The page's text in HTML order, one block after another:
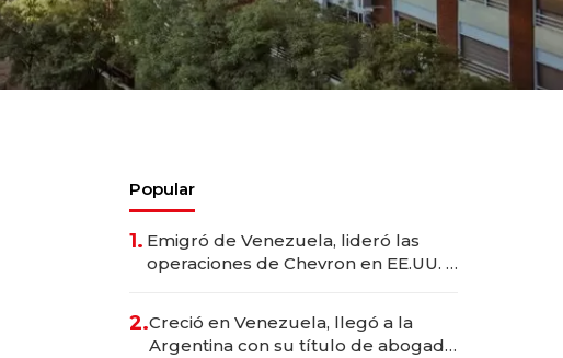
Popular
1. Emigró de Venezuela, lideró las
operaciones de Chevron en EE.UU. y
2.Creció en Venezuela, llegó a la
Argentina con su título de abogado